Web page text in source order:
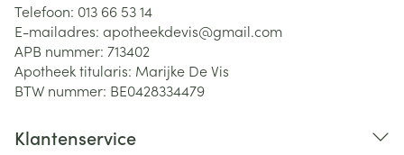
Telefoon: 013 66 53 14
E-mailadres: apotheekdevis@gmail.com
APB nummer: 713402
Apotheek titularis: Marijke De Vis
BTW nummer: BE0428334479
Klantenservice